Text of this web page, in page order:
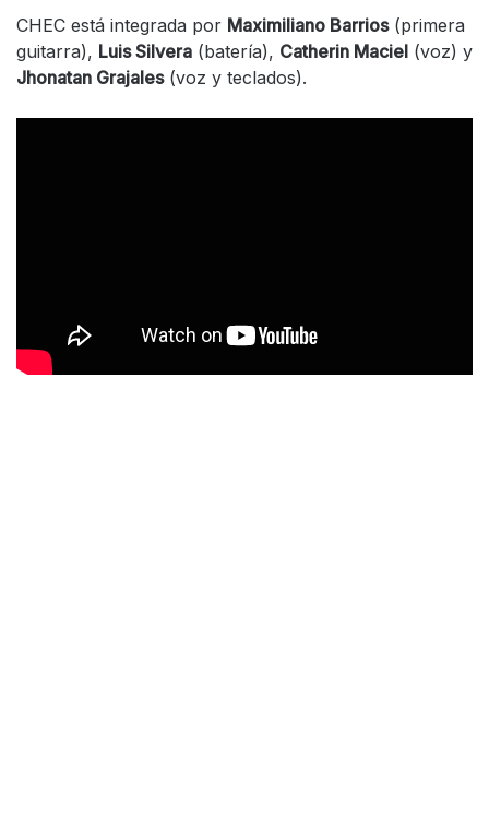
CHEC está integrada por Maximiliano Barrios(primera
guitarra), Luis Silvera (batería), Catherin Maciel (voz) y
Jhonatan Grajales(voz y teclados).